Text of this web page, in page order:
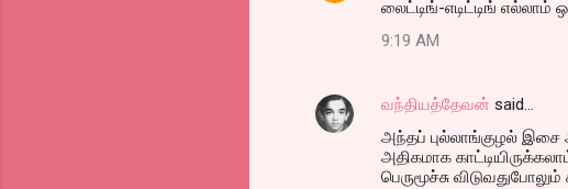
லைட்டிங்-எடிட்டிங் எல்லாம்
9:19 AM
வந்தியத்தேவன் said…
அந்தப் புல்லாங்குழல்
அதிகமாக
பெருமூச்சு